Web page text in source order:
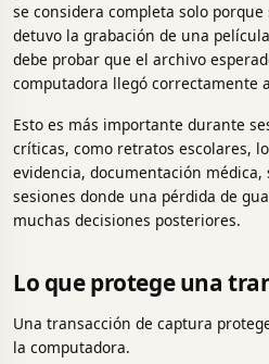
se considera completa solo
detuvo la grabación de una
debe probar que el archivo
computadora llegó correctamente
Esto es más importante durante
críticas, como retratos escolares,
evidencia, documentación médica,
sesiones donde una pérdida de
muchas decisiones posteriores.
Lo que protege una
Una transacción de captura
la computadora.